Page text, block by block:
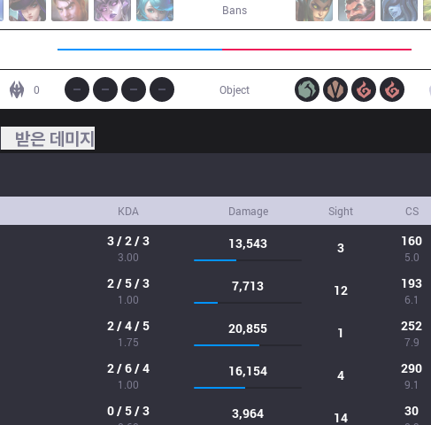
Bans
0 Object
받은 데미지
KDA Damage Sight CS
3 / 2 / 3
3.00
13,543 3 160
5.0
2 / 5 / 3
1.00
7,713 12 193
6.1
2 / 4 / 5
1.75
20,855 1 252
7.9
2 / 6 / 4
1.00
16,154 4 290
9.1
0 / 5 / 3 3,964 14 30